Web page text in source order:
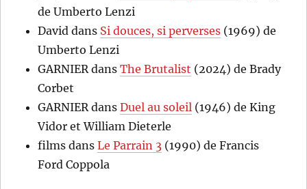
de Umberto Lenzi
David dans Si douces, si perverses (1969) de
Umberto Lenzi
GARNIER dansThe Brutalist (2024) de Brady
Corbet
GARNIER dansDuel au soleil (1946) de King
Vidor et William Dieterle
films dansLe Parrain 3 (1990) de Francis
Ford Coppola